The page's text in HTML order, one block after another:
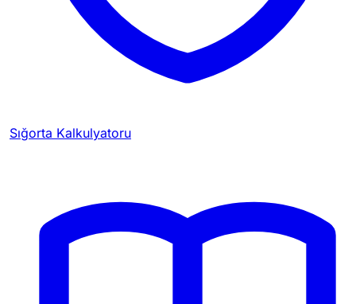
Sığorta Kalkulyatoru